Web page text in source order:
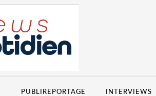
PUBLIREPORTAGE INTERVIEWS